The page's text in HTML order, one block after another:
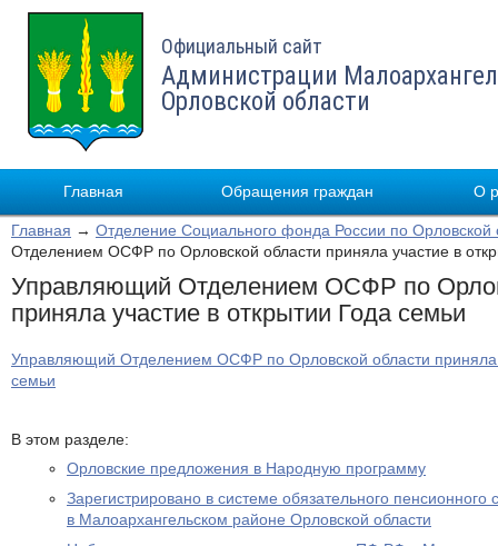
Официальный сайт
Администрации
Орловской области
Главная Обращения граждан О
Главная → Отделение Социального фонда России по Орловской
Отделением ОСФР по Орловской области приняла участие в
Управляющий Отделением ОСФР по
приняла участие в открытии Года cемьи
Управляющий Отделением ОСФР по Орловской области приняла
cемьи
В этом разделе:
Орловские предложения в Народную программу
Зарегистрировано в системе обязательного
в Малоархангельском районе Орловской области